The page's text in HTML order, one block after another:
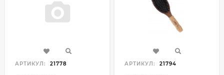
АРТИКУЛ: 21778 АРТИКУЛ: 21794